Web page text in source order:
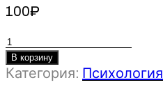
100₽
Количество
товара
Социальный
В корзину
Категория: Психология